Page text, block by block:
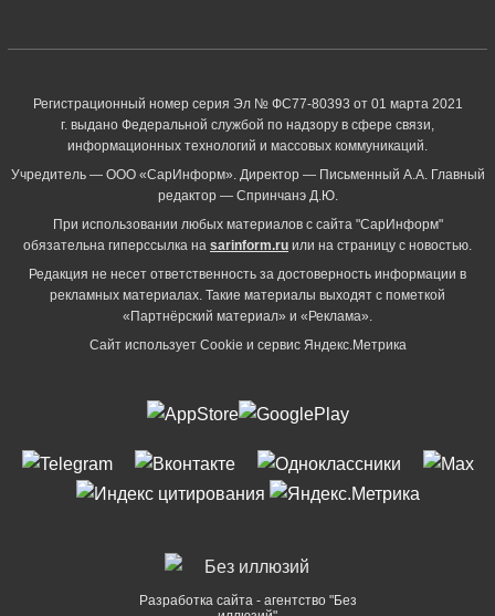
Регистрационный номер серия Эл № ФС77-80393 от 01 марта 2021
г. выдано Федеральной службой по надзору в сфере связи,
информационных технологий и массовых коммуникаций.
Учредитель — ООО «СарИнформ». Директор — Письменный А.А. Главный
редактор — Спринчанэ Д.Ю.
При использовании любых материалов с сайта "СарИнформ"
обязательна гиперссылка на sarinform.ru или на страницу с новостью.
Редакция не несет ответственность за достоверность информации в
рекламных материалах. Такие материалы выходят с пометкой
«Партнёрский материал» и «Реклама».
Сайт использует Cookie и сервиc Яндекс.Метрика
Разработка сайта - агентство "Без